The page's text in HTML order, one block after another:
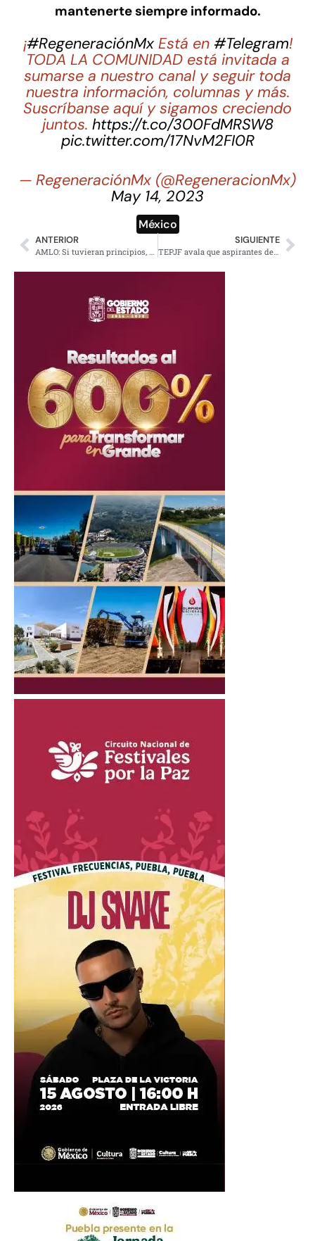
mantenerte siempre informado.
¡#RegeneraciónMxEstá en #Telegram!
TODA LA COMUNIDAD está invitada a
sumarse a nuestro canal y seguir toda
nuestra información, columnas y más.
Suscríbanse aquí y sigamos creciendo
juntos. https://t.co/300FdMRSW8
pic.twitter.com/17NvM2FI0R
— RegeneraciónMx (@RegeneracionMx)
May 14, 2023
México
ANTERIOR SIGUIENTE
TEPJF avala que aspirantes del frente opositor mantengan cargos